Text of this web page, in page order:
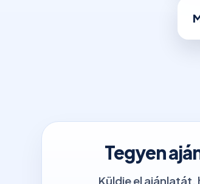
Tegyen
Küldje el